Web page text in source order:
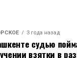
так
что у
3 года назад
судью
взятки в